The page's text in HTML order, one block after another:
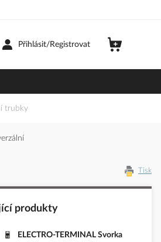
Přihlásit/Registrovat
trubky
Tisk
produkty
ELECTRO-TERMINAL Svorka